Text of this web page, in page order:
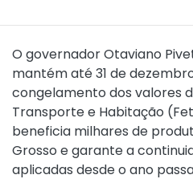
O governador Otaviano
mantém até 31 de
congelamento dos valores
Transporte e Habitação
beneficia milhares de
Grosso e garante a
aplicadas desde o ano